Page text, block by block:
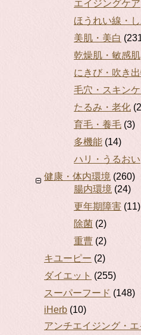
エイジングケア
ほうれい線・
美肌・美白
乾燥肌・敏感肌
にきび・吹き
毛穴・スキン
たるみ・老化
育毛・養毛 (3)
多機能 (14)
ハリ・うるおい
健康・体内環境 (260)
腸内環境 (24)
更年期障害 (11)
除菌 (2)
重曹 (2)
キユーピー (2)
ダイエット (255)
スーパーフード (148)
iHerb (10)
アンチエイジング・